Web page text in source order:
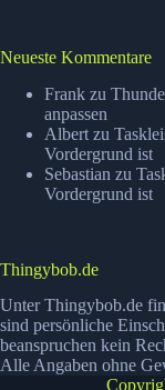
Neueste Kommentare
Frank zu
anpassen
Albert zu
Vordergrund ist
Sebastian zu
Vordergrund ist
Thingybob.de
Unter Thingybob.de
sind persönliche
beanspruchen kein
Alle Angaben ohne